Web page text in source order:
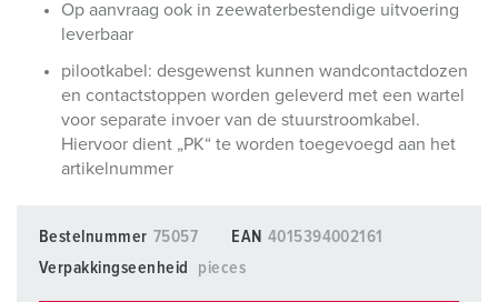
Op aanvraag ook in zeewaterbestendige uitvoering
leverbaar
pilootkabel: desgewenst kunnen wandcontactdozen
en contactstoppen worden geleverd met een wartel
voor separate invoer van de stuurstroomkabel.
Hiervoor dient „PK“ te worden toegevoegd aan het
artikelnummer
Bestelnummer 75057 EAN 4015394002161
Verpakkingseenheid
pieces